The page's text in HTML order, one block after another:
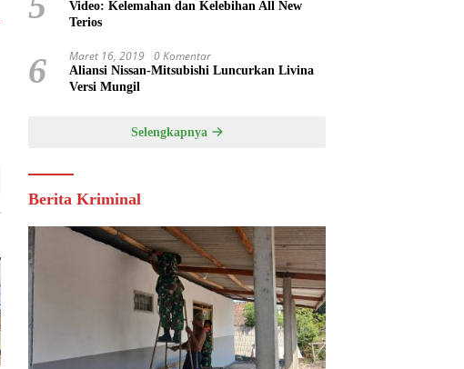
Video: Kelemahan dan Kelebihan All New
Terios
6 Maret 16, 2019 0 Komentar
Aliansi Nissan-Mitsubishi Luncurkan Livina
Versi Mungil
Selengkapnya
Berita Kriminal